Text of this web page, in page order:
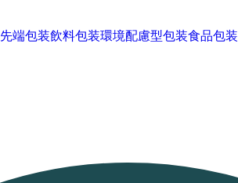
先端包装飲料包装環境配慮型包装食品包装